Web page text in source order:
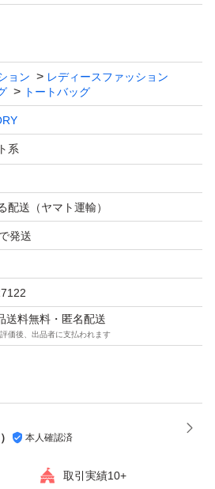
す。
ョン
レディースファッション
トートバッグ
系
配送（ヤマト運輸）
発送
送料無料・匿名配送
価後、出品者に支払われます
） 本人確認済
取引実績10+